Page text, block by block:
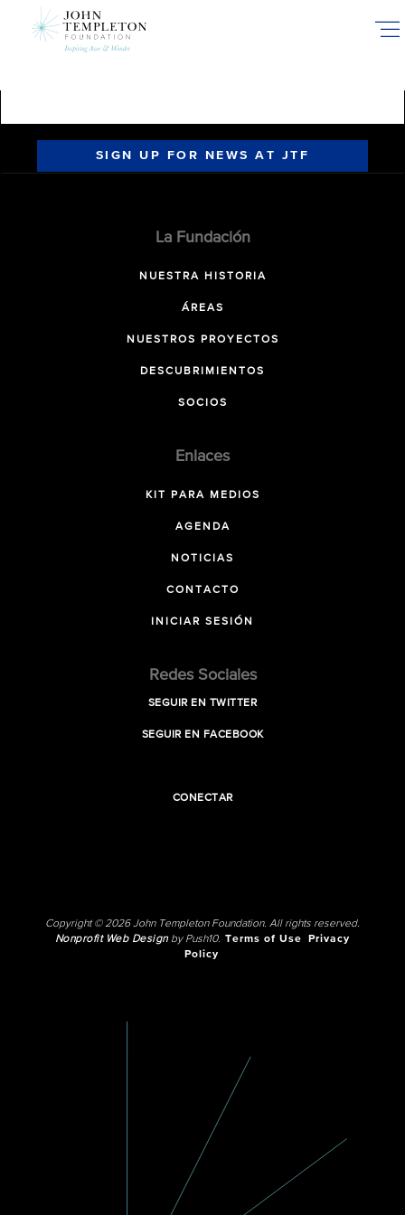
SIGN UP FOR NEWS AT JTF
La Fundación
NUESTRA HISTORIA
ÁREAS
NUESTROS PROYECTOS
DESCUBRIMIENTOS
SOCIOS
Enlaces
KIT PARA MEDIOS
AGENDA
NOTICIAS
CONTACTO
INICIAR SESIÓN
Redes Sociales
SEGUIR EN TWITTER
SEGUIR EN FACEBOOK
CONECTAR
Copyright © 2026 John Templeton Foundation. All rights reserved.
Nonprofit Web Designby Push10. Terms of Use
Privacy
Policy